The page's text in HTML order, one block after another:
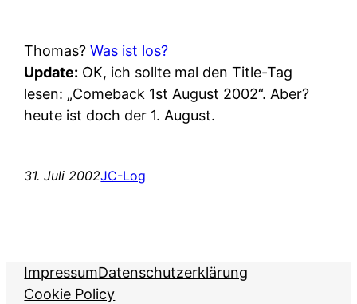
Thomas?Was ist los?
Update: OK, ich sollte mal den Title-Tag
lesen: „Comeback 1st August 2002“. Aber?
heute ist doch der 1. August.
31. Juli 2002JC-Log
ImpressumDatenschutzerklärung
Cookie Policy